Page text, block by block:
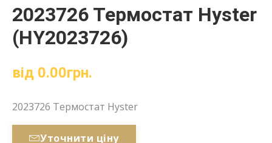
2023726 Термостат Hyster
(HY2023726)
від 0.00грн.
2023726 Термостат Hyster
Уточнити ціну